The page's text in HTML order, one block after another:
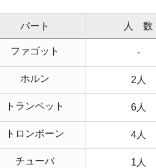
パート 人 数
ファゴット -
ホルン 2人
トランペット 6人
トロンボーン 4人
チューバ 1人